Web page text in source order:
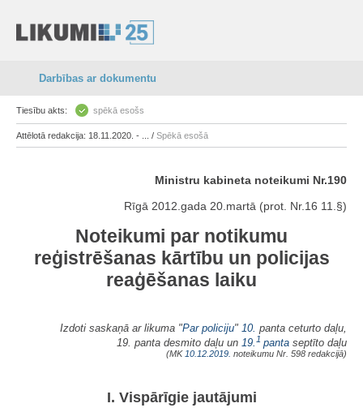
Darbības ar dokumentu
Tiesību akts: spēkā esošs
Attēlotā redakcija: 18.11.2020. - ... / Spēkā esošā
Ministru kabineta noteikumi Nr.190
Rīgā 2012.gada 20.martā (prot. Nr.16 11.§)
Noteikumi par notikumu
reģistrēšanas kārtību un policijas
reaģēšanas laiku
Izdoti saskaņā ar likuma "Par policiju" 10. panta ceturto daļu,
19. panta desmito daļu un 19. 1 panta septīto daļu
(MK 10.12.2019. noteikumu Nr. 598 redakcijā)
I. Vispārīgie jautājumi